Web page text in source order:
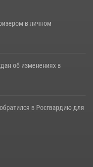
в личном
об изменениях в
в Росгвардию для